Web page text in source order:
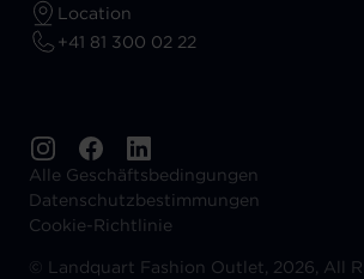
Location
+41 81 300 02 22
Alle Geschäftsbedingungen
Datenschutzbestimmungen
Cookie-Richtlinie
©
Landquart Fashion Outlet, 2026, All